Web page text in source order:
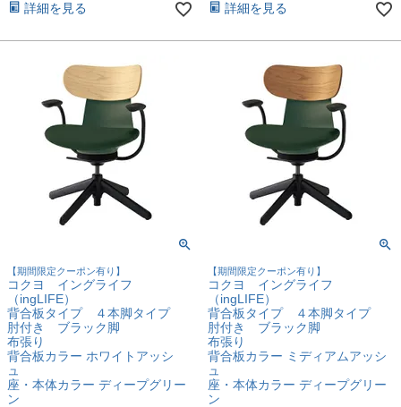
詳細を見る 詳細を見る
【期間限定クーポン有り】
コクヨ イングライフ
（ingLIFE）
背合板タイプ ４本脚タイプ
肘付き ブラック脚
布張り
背合板カラー ホワイトアッシ
ュ
座・本体カラー ディープグリー
ン
【期間限定クーポン有り】
コクヨ イングライフ
（ingLIFE）
背合板タイプ ４本脚タイプ
肘付き ブラック脚
布張り
背合板カラー ミディアムアッシ
ュ
座・本体カラー ディープグリー
ン